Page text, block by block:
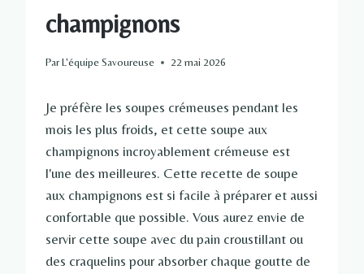
champignons
ParL'équipe Savoureuse 22 mai 2026
Je préfère les soupes crémeuses pendant les
mois les plus froids, et cette soupe aux
champignons incroyablement crémeuse est
l'une des meilleures. Cette recette de soupe
aux champignons est si facile à préparer et aussi
confortable que possible. Vous aurez envie de
servir cette soupe avec du pain croustillant ou
des craquelins pour absorber chaque goutte de